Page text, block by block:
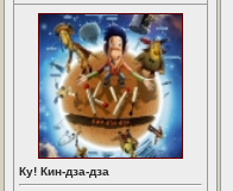
Ку! Кин-дза-дза